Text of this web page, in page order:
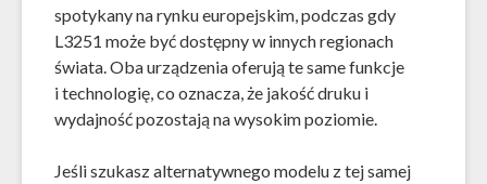
spotykany na rynku europejskim, podczas gdy
L3251 może być dostępny w innych regionach
świata. Oba urządzenia oferują te same funkcje
i technologię, co oznacza, że jakość druku i
wydajność pozostają na wysokim poziomie.
Jeśli szukasz alternatywnego modelu z tej samej